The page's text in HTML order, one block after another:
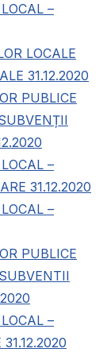
–
LOCALE
31.12.2020
PUBLICE
–
31.12.2020
–
PUBLICE
–